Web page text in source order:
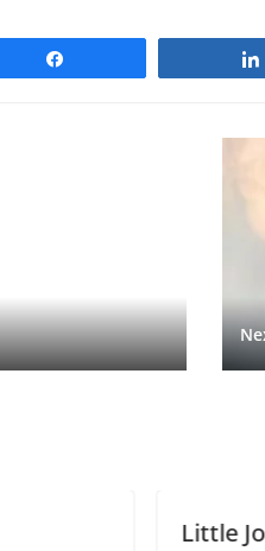
Little Johnny at